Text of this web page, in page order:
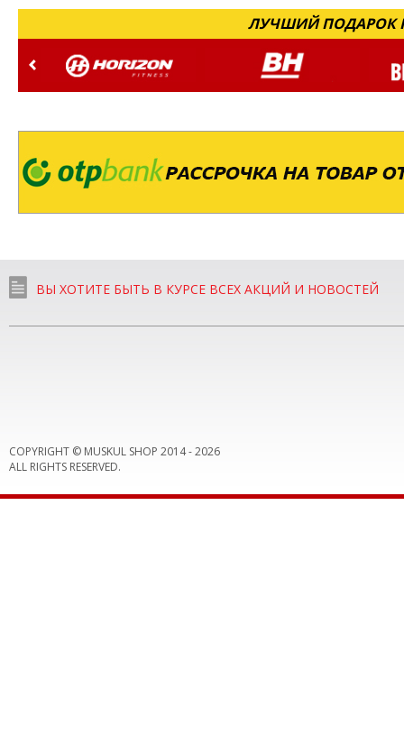
ЛУЧШИЙ ПОДАРОК
ВЫ ХОТИТЕ БЫТЬ В КУРСЕ ВСЕХ АКЦИЙ И НОВОСТЕЙ
COPYRIGHT © MUSKUL SHOP 2014 -2026
ALL RIGHTS RESERVED.